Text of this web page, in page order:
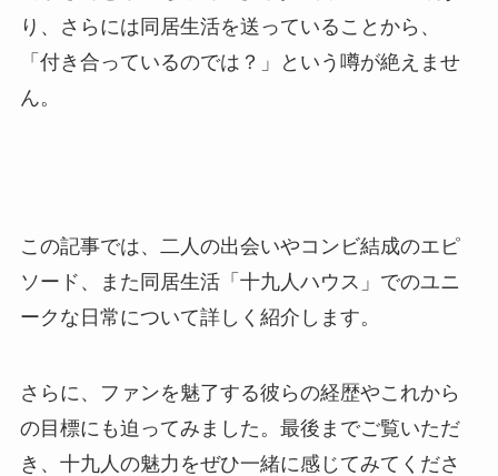
り、さらには同居生活を送っていることから、
「付き合っているのでは？」という噂が絶えませ
ん。
この記事では、二人の出会いやコンビ結成のエピ
ソード、また同居生活「十九人ハウス」でのユニ
ークな日常について詳しく紹介します。
さらに、ファンを魅了する彼らの経歴やこれから
の目標にも迫ってみました。最後までご覧いただ
き、十九人の魅力をぜひ一緒に感じてみてくださ